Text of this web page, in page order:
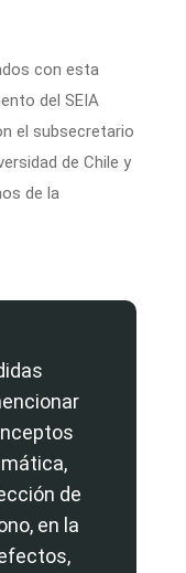
con esta
del SEIA
el subsecretario
de Chile y
de la
de
en la